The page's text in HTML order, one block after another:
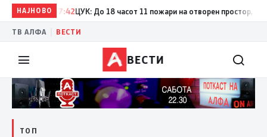
НАЈНОВО
17:42 ЦУК: До 18 часот 11 пожари на отворен простор, од кои
ТВ АЛФА ВЕСТИ
ВЕСТИ
ТОП